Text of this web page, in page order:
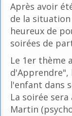
Après avoir
de la
heureux de
soirées de
Le 1er thème
l'enfant dans
La soirée
Martin